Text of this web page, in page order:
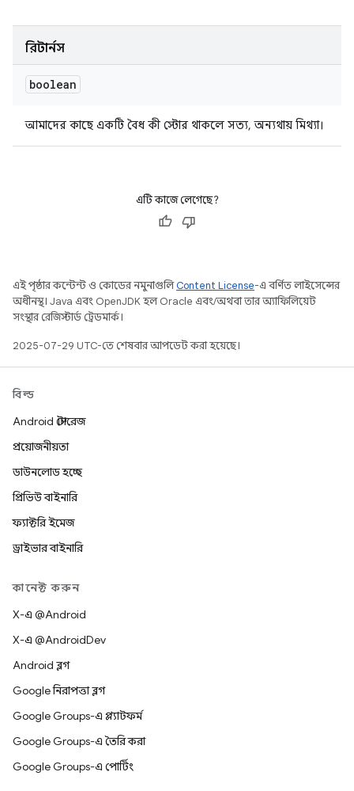
রিটার্নস
boolean
আমাদের কাছে একটি বৈধ কী স্টোর থাকলে সত্য, অন্যথায় মিথ্যা।
এটি কাজে লেগেছে?
এই পৃষ্ঠার কন্টেন্ট ও কোডের নমুনাগুলিContent License-এ বর্ণিত লাইসেন্সের
অধীনস্থ। Java এবং OpenJDK হল Oracle এবং/অথবা তার অ্যাফিলিয়েট
সংস্থার রেজিস্টার্ড ট্রেডমার্ক।
2025-07-29 UTC-তে শেষবার আপডেট করা হয়েছে।
বিল্ড
Android স্টোরেজ
প্রয়োজনীয়তা
ডাউনলোড হচ্ছে
প্রিভিউ বাইনারি
ফ্যাক্টরি ইমেজ
ড্রাইভার বাইনারি
কানেক্ট করুন
X-এ @Android
X-এ @AndroidDev
Android ব্লগ
Google নিরাপত্তা ব্লগ
Google Groups-এ প্ল্যাটফর্ম
Google Groups-এ তৈরি করা
Google Groups-এ পোর্টিং